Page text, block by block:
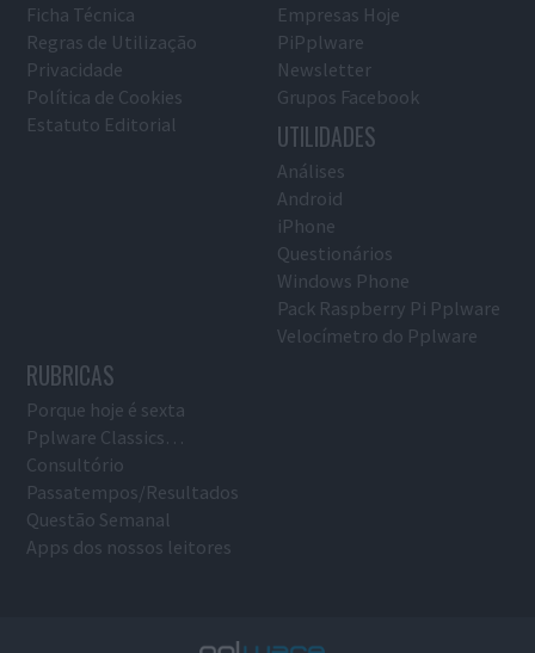
Ficha Técnica
Regras de Utilização
Privacidade
Política de Cookies
Estatuto Editorial
Empresas Hoje
PiPplware
Newsletter
Grupos Facebook
UTILIDADES
Análises
Android
iPhone
Questionários
Windows Phone
Pack Raspberry Pi Pplware
Velocímetro do Pplware
RUBRICAS
Porque hoje é sexta
Pplware Classics…
Consultório
Passatempos/Resultados
Questão Semanal
Apps dos nossos leitores